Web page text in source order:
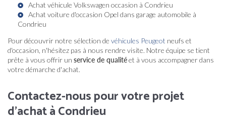
Achat véhicule Volkswagen occasion à Condrieu
Achat voiture d'occasion Opel dans garage automobile à
Condrieu
Pour découvrir notre sélection de véhicules Peugeot neufs et
d'occasion, n'hésitez pas à nous rendre visite. Notre équipe se tient
prête à vous offrir un service de qualitéet à vous accompagner dans
votre démarche d'achat.
Contactez-nous pour votre projet
d'achat à Condrieu